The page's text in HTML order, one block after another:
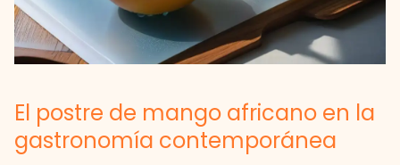
El postre de mango africano en la
gastronomía contemporánea